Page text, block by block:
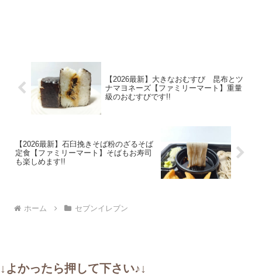
【2026最新】大きなおむすび 昆布とツ
ナマヨネーズ【ファミリーマート】重量
級のおむすびです!!
【2026最新】石臼挽きそば粉のざるそば
定食【ファミリーマート】そばもお寿司
も楽しめます!!
ホーム セブンイレブン
↓よかったら押して下さい♪↓